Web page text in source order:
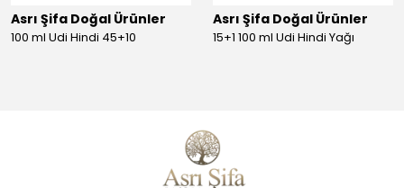
Asrı Şifa Doğal Ürünler
100 ml Udi Hindi 45+10
Asrı Şifa Doğal Ürünler
15+1 100 ml Udi Hindi Yağı